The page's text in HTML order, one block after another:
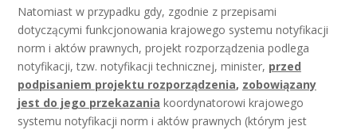
Natomiast w przypadku gdy, zgodnie z przepisami
dotyczącymi funkcjonowania krajowego systemu notyfikacji
norm i aktów prawnych, projekt rozporządzenia podlega
notyfikacji, tzw. notyfikacji technicznej, minister, przed
podpisaniem projektu rozporządzenia, zobowiązany
jest do jego przekazania koordynatorowi krajowego
systemu notyfikacji norm i aktów prawnych (którym jest